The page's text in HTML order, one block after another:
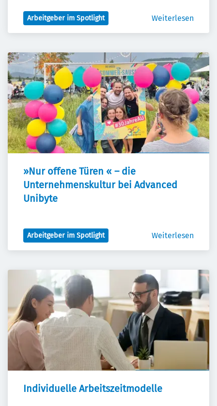
Arbeitgeber im Spotlight Weiterlesen
»Nur offene Türen « – die
Unternehmenskultur bei Advanced
Unibyte
Arbeitgeber im Spotlight Weiterlesen
Individuelle Arbeitszeitmodelle